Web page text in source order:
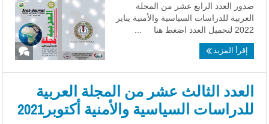
صدور العدد الرابع عشر من المجلة
العربية للدراسات السياسية والأمنية يناير
2022 لتحميل العدد اضغط هنا ...
إقرأ المزيد
العدد الثالث عشر من المجلة العربية
للدراسات السياسية والأمنية أكتوبر2021